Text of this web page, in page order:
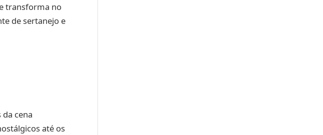
transforma no
de sertanejo e
cena
até os